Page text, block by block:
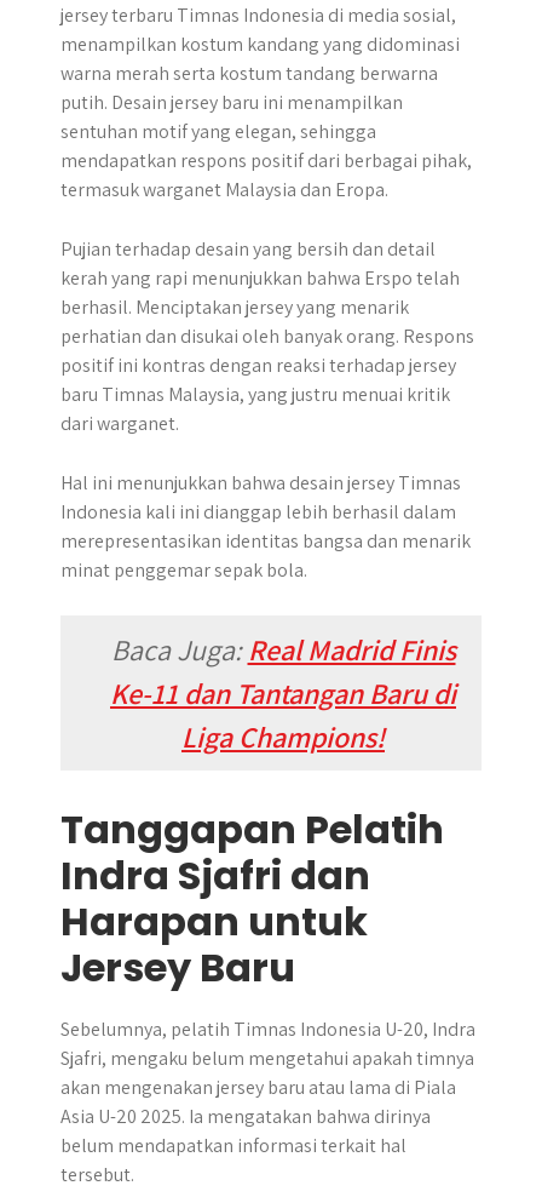
jersey terbaru Timnas Indonesia di media sosial,
menampilkan kostum kandang yang didominasi
warna merah serta kostum tandang berwarna
putih. Desain jersey baru ini menampilkan
sentuhan motif yang elegan, sehingga
mendapatkan respons positif dari berbagai pihak,
termasuk warganet Malaysia dan Eropa.
Pujian terhadap desain yang bersih dan detail
kerah yang rapi menunjukkan bahwa Erspo telah
berhasil. Menciptakan jersey yang menarik
perhatian dan disukai oleh banyak orang. Respons
positif ini kontras dengan reaksi terhadap jersey
baru Timnas Malaysia, yang justru menuai kritik
dari warganet.
Hal ini menunjukkan bahwa desain jersey Timnas
Indonesia kali ini dianggap lebih berhasil dalam
merepresentasikan identitas bangsa dan menarik
minat penggemar sepak bola.
Baca Juga:Real Madrid Finis
Ke-11 dan Tantangan Baru di
Liga Champions!
Tanggapan Pelatih
Indra Sjafri dan
Harapan untuk
Jersey Baru
Sebelumnya, pelatih Timnas Indonesia U-20, Indra
Sjafri, mengaku belum mengetahui apakah timnya
akan mengenakan jersey baru atau lama di Piala
Asia U-20 2025. Ia mengatakan bahwa dirinya
belum mendapatkan informasi terkait hal
tersebut.